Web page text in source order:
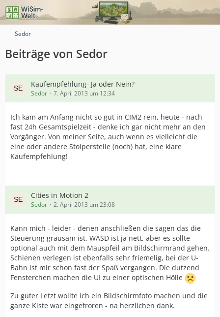
Sedor
Beiträge von Sedor
Kaufempfehlung- Ja oder Nein?
Sedor 7. April 2013 um 12:34
Ich kam am Anfang nicht so gut in CIM2 rein, heute - nach
fast 24h Gesamtspielzeit - denke ich gar nicht mehr an den
Vorgänger. Von meiner Seite, auch wenn es vielleicht die
eine oder andere Stolperstelle (noch) hat, eine klare
Kaufempfehlung!
Cities in Motion 2
Sedor 2. April 2013 um 23:08
Kann mich - leider - denen anschließen die sagen das die
Steuerung grausam ist. WASD ist ja nett, aber es sollte
optional auch mit dem Mauspfeil am Bildschirmrand gehen.
Schienen verlegen ist ebenfalls sehr friemelig, bei der U-
Bahn ist mir schon fast der Spaß vergangen. Die dutzend
Fensterchen machen die UI zu einer optischen Hölle
Zu guter Letzt wollte ich ein Bildschirmfoto machen und die
ganze Kiste war eingefroren - na herzlichen dank.